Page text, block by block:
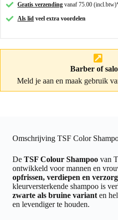
Gratis verzending vanaf 75.00
Als lid veel extra voordelen
Barber of
Meld je aan en maak gebruik
Omschrijving TSF Color
De TSF Colour Shampoo van
ontwikkeld voor mannen en
opfrissen, verdiepen en
kleurversterkende shampoo is
zwarte als bruine variant en
en levendiger te houden.